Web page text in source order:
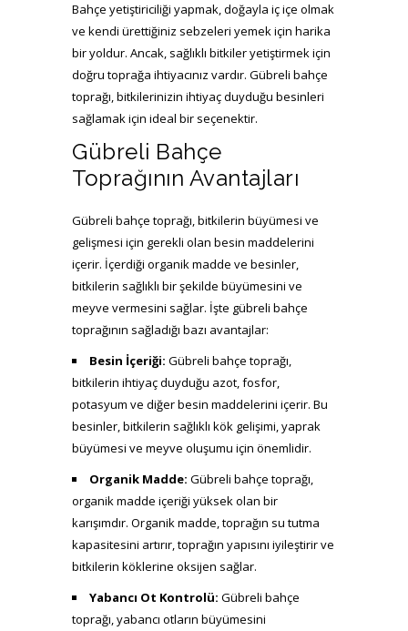
Bahçe yetiştiriciliği yapmak, doğayla iç içe olmak
ve kendi ürettiğiniz sebzeleri yemek için harika
bir yoldur. Ancak, sağlıklı bitkiler yetiştirmek için
doğru toprağa ihtiyacınız vardır. Gübreli bahçe
toprağı, bitkilerinizin ihtiyaç duyduğu besinleri
sağlamak için ideal bir seçenektir.
Gübreli Bahçe
Toprağının Avantajları
Gübreli bahçe toprağı, bitkilerin büyümesi ve
gelişmesi için gerekli olan besin maddelerini
içerir. İçerdiği organik madde ve besinler,
bitkilerin sağlıklı bir şekilde büyümesini ve
meyve vermesini sağlar. İşte gübreli bahçe
toprağının sağladığı bazı avantajlar:
Besin İçeriği: Gübreli bahçe toprağı,
bitkilerin ihtiyaç duyduğu azot, fosfor,
potasyum ve diğer besin maddelerini içerir. Bu
besinler, bitkilerin sağlıklı kök gelişimi, yaprak
büyümesi ve meyve oluşumu için önemlidir.
Organik Madde: Gübreli bahçe toprağı,
organik madde içeriği yüksek olan bir
karışımdır. Organik madde, toprağın su tutma
kapasitesini artırır, toprağın yapısını iyileştirir ve
bitkilerin köklerine oksijen sağlar.
Yabancı Ot Kontrolü: Gübreli bahçe
toprağı, yabancı otların büyümesini